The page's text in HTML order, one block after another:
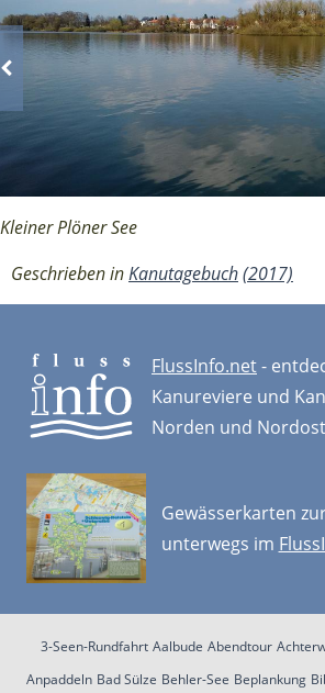
Kleiner Plöner See
Geschrieben inKanutagebuch(2017)
FlussInfo.net-
Kanureviere und
Norden und
Gewässerkarten
unterwegs im
3-Seen-Rundfahrt Aalbude Abendtour
Anpaddeln Bad Sülze Behler-See Beplankung